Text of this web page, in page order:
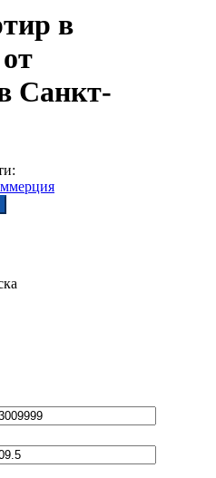
в
Санкт-